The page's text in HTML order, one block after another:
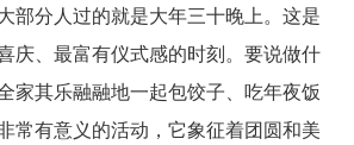
部分人过的就是大年三十晚上。这是
庆、最富有仪式感的时刻。要说做什
家其乐融融地一起包饺子、吃年夜饭
常有意义的活动，它象征着团圆和美